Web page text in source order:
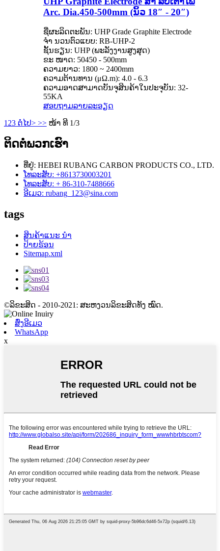
Arc. Dia.450-500mm (ນິ້ວ 18″ - 20″)
ຊື່ຜະລິດຕະພັນ: UHP Grade Graphite Electrode
ຈຳ ນວນຕົວແບບ: RB-UHP-2
ຊັ້ນຮຽນ: UHP (ພະລັງງານສູງສຸດ)
ຂະ ໜາດ: 50450 - 500mm
ຄວາມຍາວ: 1800 ~ 2400mm
ຄວາມຕ້ານທານ (μΩ.m): 4.0 - 6.3
ຄວາມອາດສາມາດບັນຈຸສິນຄ້າໃນປະຈຸບັນ: 32-
55KA
ສອບຖາມລາຍລະອຽດ
1 23 ຕໍ່ໄປ> >> ໜ້າ ທີ 1/3
ຕິດ​ຕໍ່​ພວກ​ເຮົາ
ທີ່ຢູ່: HEBEI RUBANG CARBON PRODUCTS CO., LTD.
ໂທລະສັບ: +8613730003201
ໂທລະສັບ: + 86-310-7488666
ອີເມວ: rubang_123@sina.com
tags
ສິນຄ້າແນະ ນຳ
ປ້າຍຮ້ອນ
Sitemap.xml
©ລິຂະສິດ - 2010-2021: ສະຫງວນລິຂະສິດທັງ ໝົດ.
ສົ່ງອີເມວ
WhatsApp
x